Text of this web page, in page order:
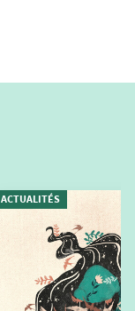
ACTUALITÉS